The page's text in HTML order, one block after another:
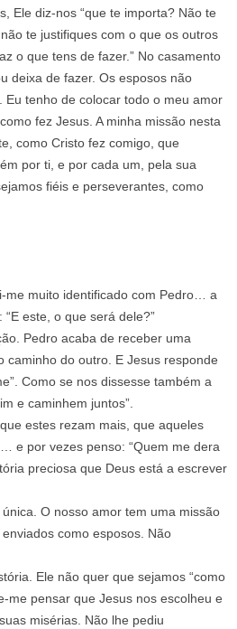
Ele diz-nos “que te importa? Não te
te justifiques com o que os outros
o que tens de fazer.” No casamento
deixa de fazer. Os esposos não
tenho de colocar todo o meu amor
fez Jesus. A minha missão nesta
como Cristo fez comigo, que
por ti, e por cada um, pela sua
fiéis e perseverantes, como
me muito identificado com Pedro… a
este, o que será dele?”
Pedro acaba de receber uma
caminho do outro. E Jesus responde
Como se nos dissesse também a
e caminhem juntos”.
estes rezam mais, que aqueles
e por vezes penso: “Quem me dera
preciosa que Deus está a escrever
O nosso amor tem uma missão
como esposos. Não
Ele não quer que sejamos “como
me pensar que Jesus nos escolheu e
misérias. Não lhe pediu